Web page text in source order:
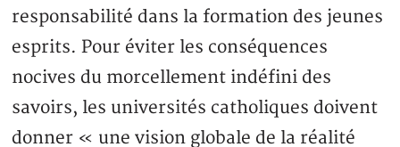
responsabilité dans la formation des jeunes
esprits. Pour éviter les conséquences
nocives du morcellement indéfini des
savoirs, les universités catholiques doivent
donner « une vision globale de la réalité